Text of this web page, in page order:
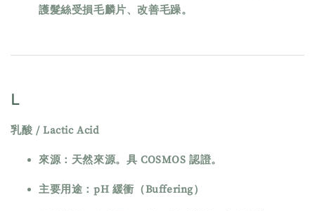
護髮絲受損毛麟片、改善毛躁。
L
乳酸 / Lactic Acid
來源：天然來源。具 COSMOS 認證。
主要用途：pH 緩衝（Buffering）